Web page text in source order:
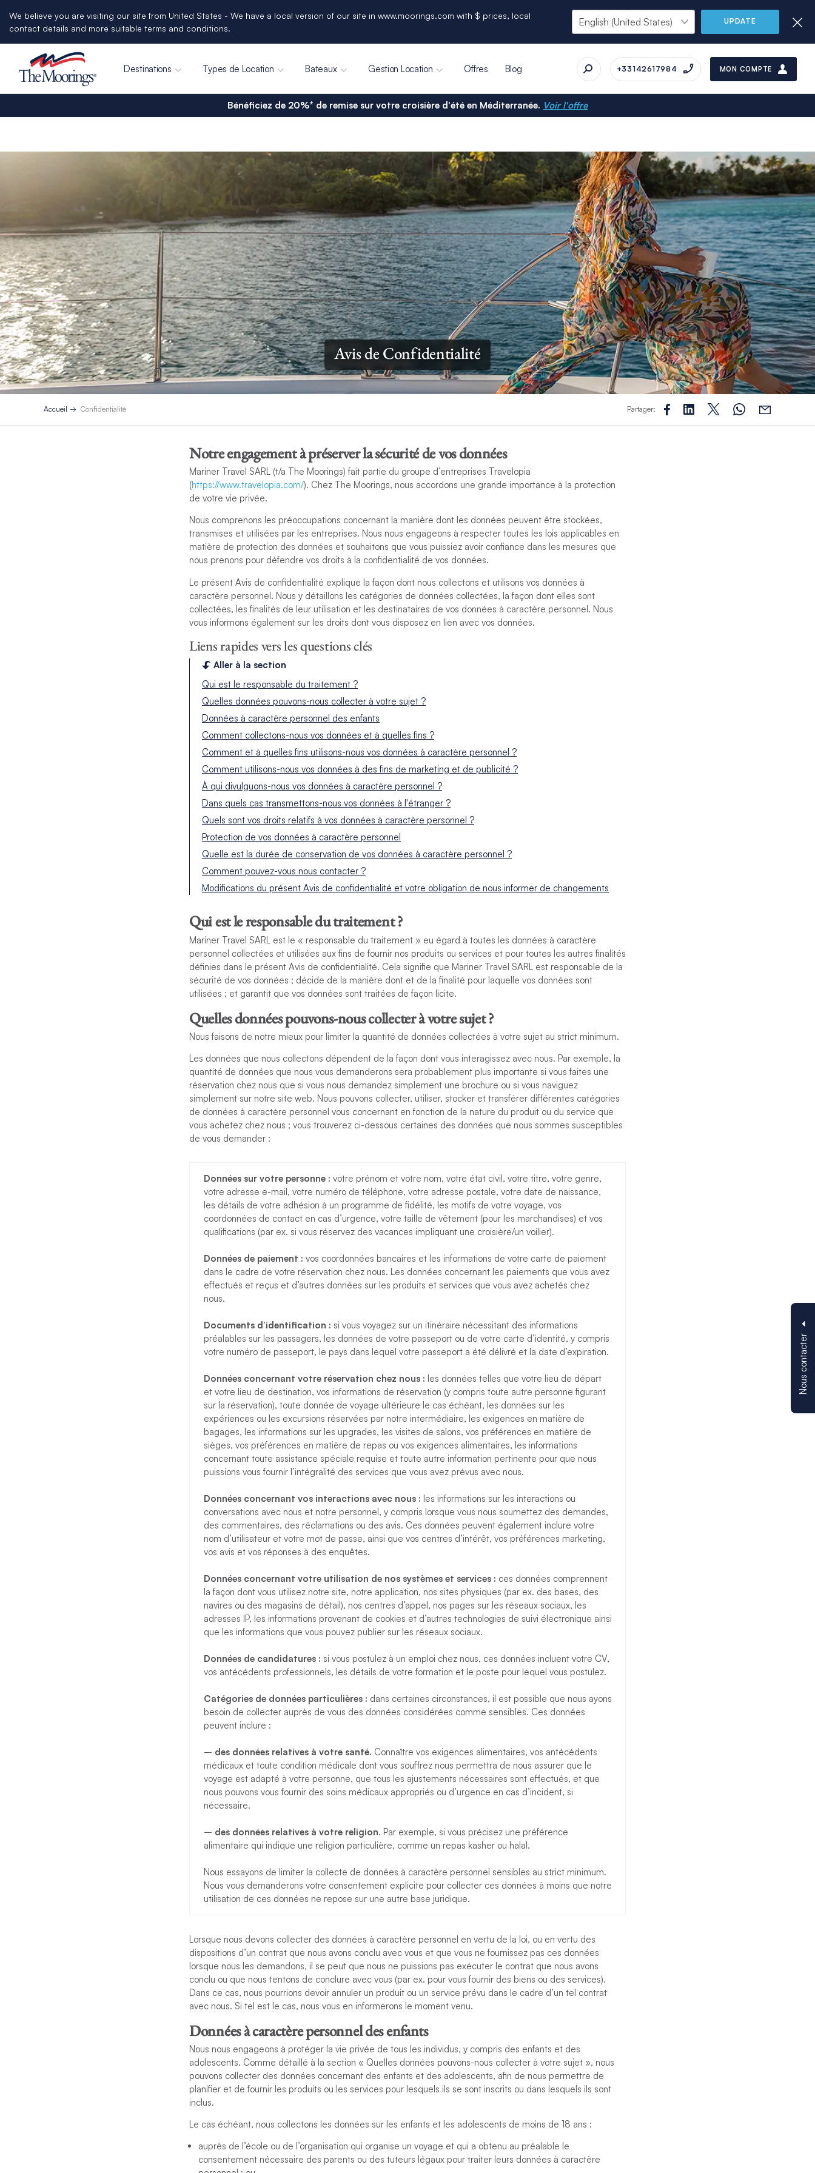
We believe you are visiting our site from United States - We have a local version of our site in www.moorings.com with $ prices, local
contact details and more suitable terms and conditions.
UPDATE
Destinations Types de Location Bateaux Gestion Location Offres Blog +33142617984 MON COMPTE
Nous contacter
Bénéficiez de 20%* de remise sur votre croisière d'été en Méditerranée. Voir l'offre
Avis de Confidentialité
Accueil Confidentialité Partager:
Notre engagement à préserver la sécurité de vos données
Mariner Travel SARL (t/a The Moorings) fait partie du groupe d’entreprises Travelopia
(https://www.travelopia.com/). Chez The Moorings, nous accordons une grande importance à la protection
de votre vie privée.
Nous comprenons les préoccupations concernant la manière dont les données peuvent être stockées,
transmises et utilisées par les entreprises. Nous nous engageons à respecter toutes les lois applicables en
matière de protection des données et souhaitons que vous puissiez avoir confiance dans les mesures que
nous prenons pour défendre vos droits à la confidentialité de vos données.
Le présent Avis de confidentialité explique la façon dont nous collectons et utilisons vos données à
caractère personnel. Nous y détaillons les catégories de données collectées, la façon dont elles sont
collectées, les finalités de leur utilisation et les destinataires de vos données à caractère personnel. Nous
vous informons également sur les droits dont vous disposez en lien avec vos données.
Liens rapides vers les questions clés
Aller à la section
Qui est le responsable du traitement ?
Quelles données pouvons-nous collecter à votre sujet ?
Données à caractère personnel des enfants
Comment collectons-nous vos données et à quelles fins ?
Comment et à quelles fins utilisons-nous vos données à caractère personnel ?
Comment utilisons-nous vos données à des fins de marketing et de publicité ?
À qui divulguons-nous vos données à caractère personnel ?
Dans quels cas transmettons-nous vos données à l'étranger ?
Quels sont vos droits relatifs à vos données à caractère personnel ?
Protection de vos données à caractère personnel
Quelle est la durée de conservation de vos données à caractère personnel ?
Comment pouvez-vous nous contacter ?
Modifications du présent Avis de confidentialité et votre obligation de nous informer de changements
Qui est le responsable du traitement ?
Mariner Travel SARL est le « responsable du traitement » eu égard à toutes les données à caractère
personnel collectées et utilisées aux fins de fournir nos produits ou services et pour toutes les autres finalités
définies dans le présent Avis de confidentialité. Cela signifie que Mariner Travel SARL est responsable de la
sécurité de vos données ; décide de la manière dont et de la finalité pour laquelle vos données sont
utilisées ; et garantit que vos données sont traitées de façon licite.
Quelles données pouvons-nous collecter à votre sujet ?
Nous faisons de notre mieux pour limiter la quantité de données collectées à votre sujet au strict minimum.
Les données que nous collectons dépendent de la façon dont vous interagissez avec nous. Par exemple, la
quantité de données que nous vous demanderons sera probablement plus importante si vous faites une
réservation chez nous que si vous nous demandez simplement une brochure ou si vous naviguez
simplement sur notre site web. Nous pouvons collecter, utiliser, stocker et transférer différentes catégories
de données à caractère personnel vous concernant en fonction de la nature du produit ou du service que
vous achetez chez nous ; vous trouverez ci-dessous certaines des données que nous sommes susceptibles
de vous demander :
Données sur votre personne : votre prénom et votre nom, votre état civil, votre titre, votre genre,
votre adresse e-mail, votre numéro de téléphone, votre adresse postale, votre date de naissance,
les détails de votre adhésion à un programme de fidélité, les motifs de votre voyage, vos
coordonnées de contact en cas d’urgence, votre taille de vêtement (pour les marchandises) et vos
qualifications (par ex. si vous réservez des vacances impliquant une croisière/un voilier).
Données de paiement : vos coordonnées bancaires et les informations de votre carte de paiement
dans le cadre de votre réservation chez nous. Les données concernant les paiements que vous avez
effectués et reçus et d’autres données sur les produits et services que vous avez achetés chez
nous.
Documents d’identification : si vous voyagez sur un itinéraire nécessitant des informations
préalables sur les passagers, les données de votre passeport ou de votre carte d’identité, y compris
votre numéro de passeport, le pays dans lequel votre passeport a été délivré et la date d’expiration.
Données concernant votre réservation chez nous : les données telles que votre lieu de départ
et votre lieu de destination, vos informations de réservation (y compris toute autre personne figurant
sur la réservation), toute donnée de voyage ultérieure le cas échéant, les données sur les
expériences ou les excursions réservées par notre intermédiaire, les exigences en matière de
bagages, les informations sur les upgrades, les visites de salons, vos préférences en matière de
sièges, vos préférences en matière de repas ou vos exigences alimentaires, les informations
concernant toute assistance spéciale requise et toute autre information pertinente pour que nous
puissions vous fournir l’intégralité des services que vous avez prévus avec nous.
Données concernant vos interactions avec nous : les informations sur les interactions ou
conversations avec nous et notre personnel, y compris lorsque vous nous soumettez des demandes,
des commentaires, des réclamations ou des avis. Ces données peuvent également inclure votre
nom d’utilisateur et votre mot de passe, ainsi que vos centres d’intérêt, vos préférences marketing,
vos avis et vos réponses à des enquêtes.
Données concernant votre utilisation de nos systèmes et services : ces données comprennent
la façon dont vous utilisez notre site, notre application, nos sites physiques (par ex. des bases, des
navires ou des magasins de détail), nos centres d’appel, nos pages sur les réseaux sociaux, les
adresses IP, les informations provenant de cookies et d’autres technologies de suivi électronique ainsi
que les informations que vous pouvez publier sur les réseaux sociaux.
Données de candidatures : si vous postulez à un emploi chez nous, ces données incluent votre CV,
vos antécédents professionnels, les détails de votre formation et le poste pour lequel vous postulez.
Catégories de données particulières : dans certaines circonstances, il est possible que nous ayons
besoin de collecter auprès de vous des données considérées comme sensibles. Ces données
peuvent inclure :
– des données relatives à votre santé. Connaître vos exigences alimentaires, vos antécédents
médicaux et toute condition médicale dont vous souffrez nous permettra de nous assurer que le
voyage est adapté à votre personne, que tous les ajustements nécessaires sont effectués, et que
nous pouvons vous fournir des soins médicaux appropriés ou d’urgence en cas d’incident, si
nécessaire.
– des données relatives à votre religion. Par exemple, si vous précisez une préférence
alimentaire qui indique une religion particulière, comme un repas kasher ou halal.
Nous essayons de limiter la collecte de données à caractère personnel sensibles au strict minimum.
Nous vous demanderons votre consentement explicite pour collecter ces données à moins que notre
utilisation de ces données ne repose sur une autre base juridique.
Lorsque nous devons collecter des données à caractère personnel en vertu de la loi, ou en vertu des
dispositions d’un contrat que nous avons conclu avec vous et que vous ne fournissez pas ces données
lorsque nous les demandons, il se peut que nous ne puissions pas exécuter le contrat que nous avons
conclu ou que nous tentons de conclure avec vous (par ex. pour vous fournir des biens ou des services).
Dans ce cas, nous pourrions devoir annuler un produit ou un service prévu dans le cadre d’un tel contrat
avec nous. Si tel est le cas, nous vous en informerons le moment venu.
Données à caractère personnel des enfants
Nous nous engageons à protéger la vie privée de tous les individus, y compris des enfants et des
adolescents. Comme détaillé à la section « Quelles données pouvons-nous collecter à votre sujet », nous
pouvons collecter des données concernant des enfants et des adolescents, afin de nous permettre de
planifier et de fournir les produits ou les services pour lesquels ils se sont inscrits ou dans lesquels ils sont
inclus.
Le cas échéant, nous collectons les données sur les enfants et les adolescents de moins de 18 ans :
auprès de l’école ou de l’organisation qui organise un voyage et qui a obtenu au préalable le
consentement nécessaire des parents ou des tuteurs légaux pour traiter leurs données à caractère